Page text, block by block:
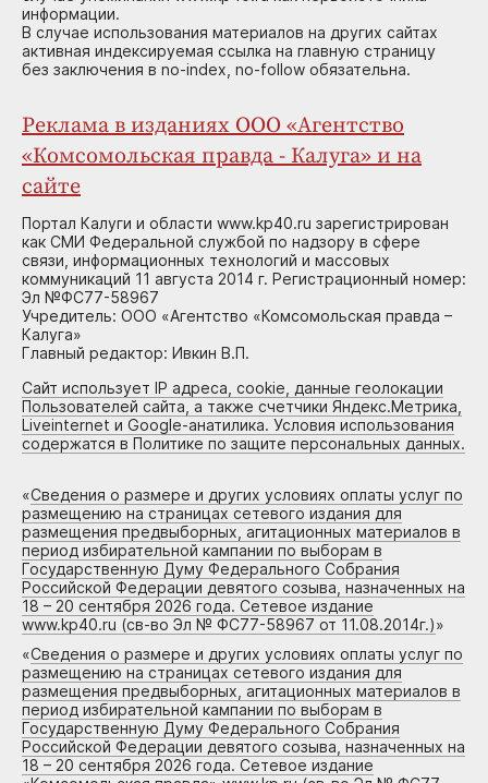
информации.
В случае использования материалов на других сайтах
активная индексируемая ссылка на главную страницу
без заключения в no-index, no-follow обязательна.
Реклама в изданиях ООО «Агентство
«Комсомольская правда - Калуга» и на
сайте
Портал Калуги и области www.kp40.ru зарегистрирован
как СМИ Федеральной службой по надзору в сфере
связи, информационных технологий и массовых
коммуникаций 11 августа 2014 г. Регистрационный номер:
Эл №ФС77-58967
Учредитель: ООО «Агентство «Комсомольская правда –
Калуга»
Главный редактор: Ивкин В.П.
Сайт использует IP адреса, cookie, данные геолокации
Пользователей сайта, а также счетчики Яндекс.Метрика,
Liveinternet и Google-анатилика. Условия использования
содержатся в Политике по защите персональных данных.
«Сведения о размере и других условиях оплаты услуг по
размещению на страницах сетевого издания для
размещения предвыборных, агитационных материалов в
период избирательной кампании по выборам в
Государственную Думу Федерального Собрания
Российской Федерации девятого созыва, назначенных на
18 – 20 сентября 2026 года. Сетевое издание
www.kp40.ru (св-во Эл № ФС77-58967 от 11.08.2014г.)»
«Сведения о размере и других условиях оплаты услуг по
размещению на страницах сетевого издания для
размещения предвыборных, агитационных материалов в
период избирательной кампании по выборам в
Государственную Думу Федерального Собрания
Российской Федерации девятого созыва, назначенных на
18 – 20 сентября 2026 года. Сетевое издание